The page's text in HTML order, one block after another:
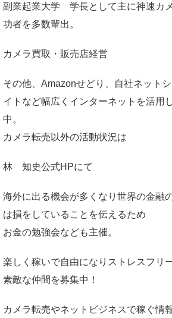
副業起業大学 学長として主に神速カ
功者を多数輩出。
カメラ買取・販売店経営
その他、Amazonせどり、自社ネット
イトなど幅広くインターネットを活用
中。
カメラ転売以外の活動状況は
林 知史公式HPにて
海外に出る機会が多くなり世界の金融
は損をしていることを伝えるため
お金の勉強会なども主催。
楽しく稼いで自由になりストレスフリ
素敵な仲間を募集中！
カメラ転売やネットビジネスで稼ぐ情